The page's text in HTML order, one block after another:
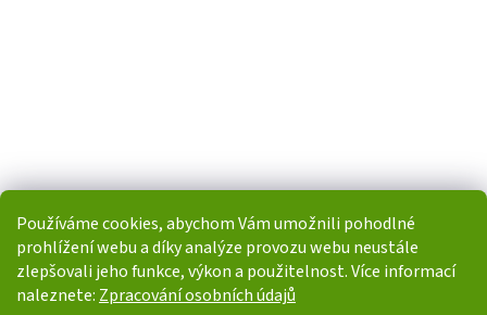
Používáme cookies, abychom Vám umožnili pohodlné
prohlížení webu a díky analýze provozu webu neustále
zlepšovali jeho funkce, výkon a použitelnost. Více informací
naleznete: Zpracování osobních údajů